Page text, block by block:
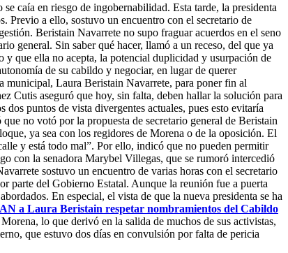
caía en riesgo de ingobernabilidad. Esta tarde, la presidenta
Previo a ello, sostuvo un encuentro con el secretario de
Beristain Navarrete no supo fraguar acuerdos en el seno
general. Sin saber qué hacer, llamó a un receso, del que ya
y que ella no acepta, la potencial duplicidad y usurpación de
de su cabildo y negociar, en lugar de querer
municipal, Laura Beristain Navarrete, para poner fin al
Cutis aseguró que hoy, sin falta, deben hallar la solución para
puntos de vista divergentes actuales, pues esto evitaría
no votó por la propuesta de secretario general de Beristain
ya sea con los regidores de Morena o de la oposición. El
y está todo mal”. Por ello, indicó que no pueden permitir
con la senadora Marybel Villegas, que se rumoró intercedió
sostuvo un encuentro de varias horas con el secretario
parte del Gobierno Estatal. Aunque la reunión fue a puerta
En especial, el vista de que la nueva presidenta se ha
a Laura Beristain respetar nombramientos del Cabildo
lo que derivó en la salida de muchos de sus activistas,
que estuvo dos días en convulsión por falta de pericia